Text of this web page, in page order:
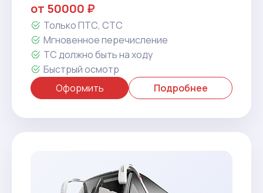
от 50000 ₽
Только ПТС, СТС
Мгновенное перечисление
ТС должно быть на ходу
Быстрый осмотр
Оформить
Подробнее